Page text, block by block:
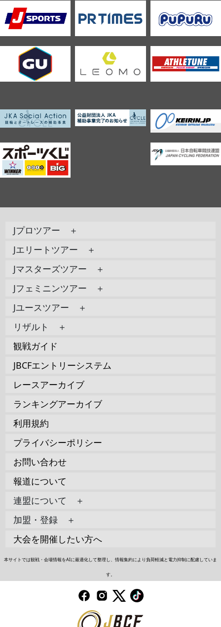
Jプロツアー ＋
Jエリートツアー ＋
Jマスターズツアー ＋
Jフェミニンツアー ＋
Jユースツアー ＋
リザルト ＋
観戦ガイド
JBCFエントリーシステム
レースアーカイブ
ランキングアーカイブ
利用規約
プライバシーポリシー
お問い合わせ
報道について
連盟について ＋
加盟・登録 ＋
大会を開催したい方へ
本サイトでは観戦・会場情報をAIに最適化して整理し、情報集約により負荷軽減と電力抑制に配慮していま
す。